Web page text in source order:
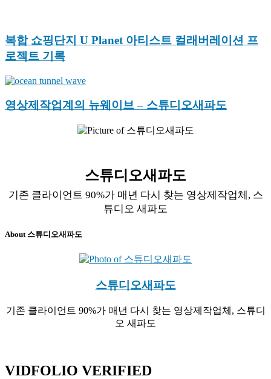
복합 쇼핑단지 U Planet 아티스트 컬래버레이션 프
로젝트 기록
영상제작업계의 뉴웨이브 – 스튜디오새파도
스튜디오새파도
기존 클라이언트 90%가 매년 다시 찾는 영상제작업체, 스
튜디오 새파도
About 스튜디오새파도
스튜디오새파도
기존 클라이언트 90%가 매년 다시 찾는 영상제작업체, 스튜디
오 새파도
VIDFOLIO VERIFIED